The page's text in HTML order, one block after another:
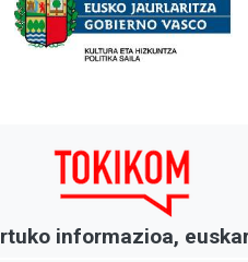
informazioa,